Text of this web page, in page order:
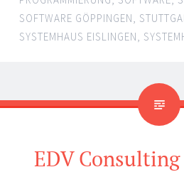
SOFTWARE GÖPPINGEN,
SYSTEMHAUS EISLINGEN,
EDV